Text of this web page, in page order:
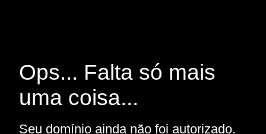
Ops... Falta só mais
uma coisa...
Seu domínio ainda não foi autorizado.